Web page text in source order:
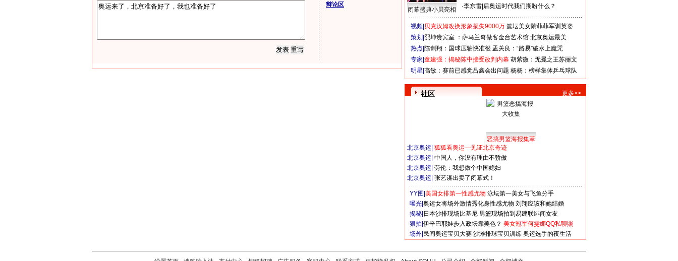
辩论区
闭幕盛典小贝亮相
·李东雷 后奥运时代我们期盼什么？
视频| 贝克汉姆改换形象损失9000万 篮坛美女隋菲菲军训英姿
策划| 熙坤贵宾室 ：萨马兰奇做客金台艺术馆 北京奥运最美
热点| 陈剑翔：国球压轴快准很 孟关良：“路易”破水上魔咒
专家| 童建强：揭秘陈中接受改判内幕 胡紫微：无冕之王苏丽文
明星| 高敏：赛前已感觉吕鑫会出问题 杨杨：榜样集体乒乓球队
社区 更多>>
恶搞男篮海报集萃
北京奥运 狐狐看奥运—见证北京奇迹
北京奥运 中国人，你没有理由不骄傲
北京奥运 劳伦：我想做个中国媳妇
北京奥运 张艺谋出卖了闭幕式！
YY图| 美国女排第一性感尤物 泳坛第一美女与飞鱼分手
曝光| 奥运女将场外激情秀化身性感尤物 刘翔应该和她结婚
揭秘| 日本沙排现场比基尼 男篮现场拍到易建联绯闻女友
狠拍| 伊辛巴耶娃步入政坛靠美色？ 美女冠军何雯娜QQ私聊照
场外| 民间奥运宝贝大赛 沙滩排球宝贝训练 奥运选手的夜生活